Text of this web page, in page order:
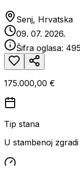
Senj, Hrvatska
09. 07. 2026.
Šifra oglasa:
175.000,00 €
Tip stana
U stambenoj zgradi